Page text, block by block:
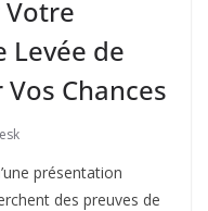
Levée de
Chances
présentation
des preuves de